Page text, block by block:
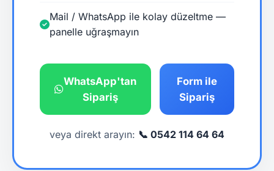
Mail / WhatsApp ile kolay düzeltme —
panelle uğraşmayın
WhatsApp'tan
Sipariş
Form ile
Sipariş
veya direkt arayın: 📞 0542 114 64 64